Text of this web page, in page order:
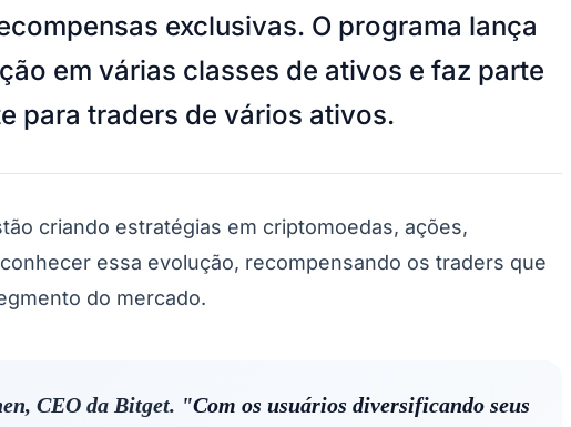
exclusivas. O programa lança
em várias classes de ativos e faz parte
para traders de vários ativos.
criando estratégias em criptomoedas, ações,
essa evolução, recompensando os traders que
do mercado.
CEO da Bitget. "Com os usuários diversificando seus